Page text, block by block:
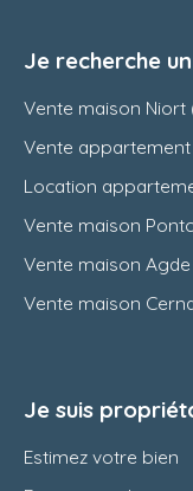
Je recherche
Vente maison Niort
Vente
Location
Vente maison
Vente maison
Vente maison
Je suis
Estimez votre bien